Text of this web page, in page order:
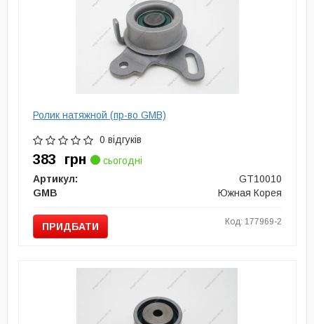
Ролик натяжной (пр-во GMB)
0 відгуків
383 грн
сьогодні
Артикул:
GT10010
GMB
Южная Корея
ПРИДБАТИ Код: 177969-2